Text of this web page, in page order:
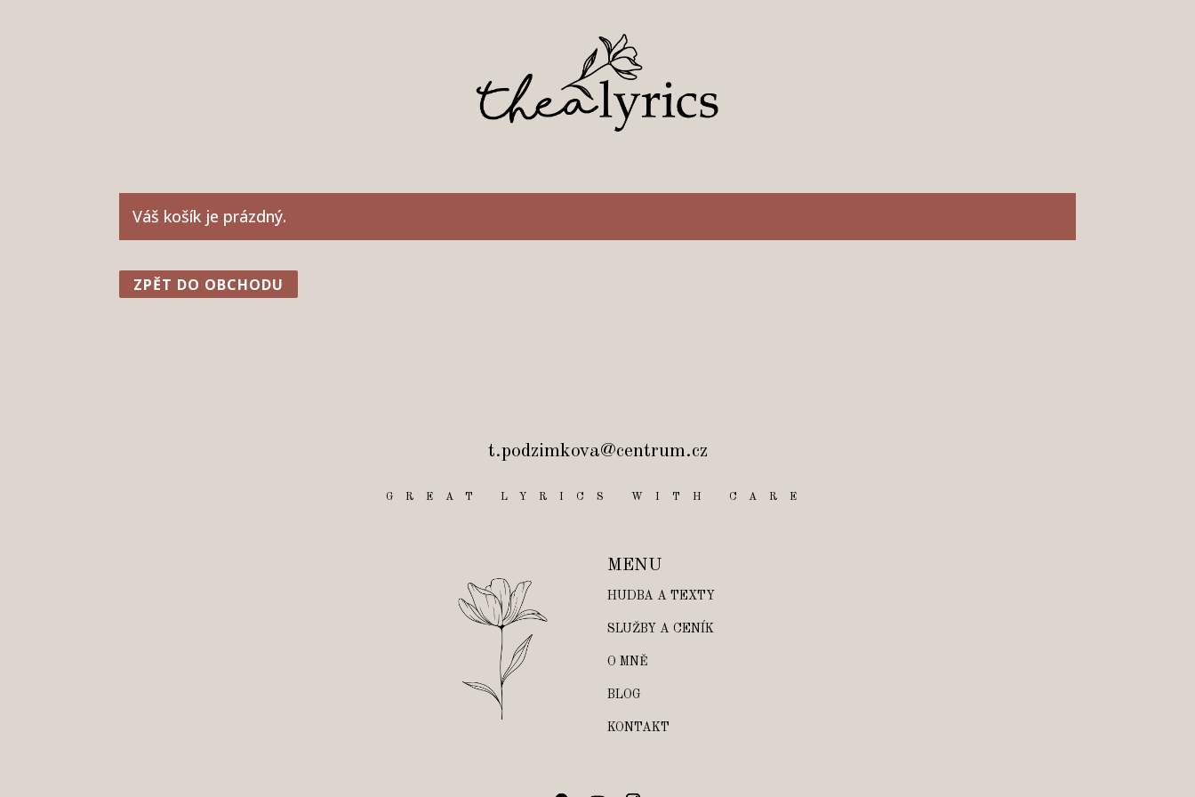
Váš košík je prázdný.
ZPĚT DO OBCHODU
t.podzimkova@centrum.cz
GREAT LYRICS WITH CARE
MENU
HUDBA A TEXTY
SLUŽBY A CENÍK
O MNĚ
BLOG
KONTAKT